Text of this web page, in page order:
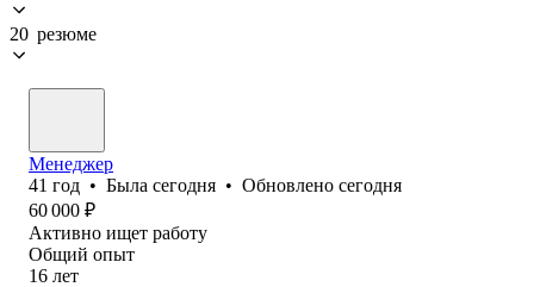
20 резюме
Менеджер
41 год • Была сегодня • Обновлено сегодня
60 000 ₽
Активно ищет работу
Общий опыт
16 лет